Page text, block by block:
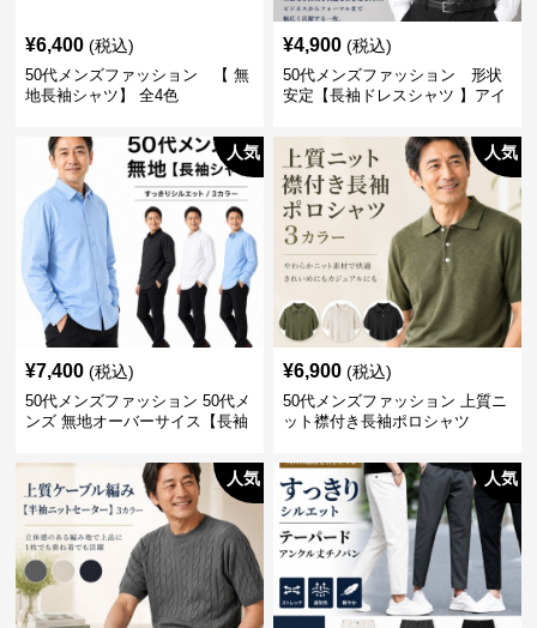
¥6,400 (税込)
50代メンズファッション 【 無
地長袖シャツ】 全4色
¥4,900 (税込)
50代メンズファッション 形状
安定【長袖ドレスシャツ 】アイ
人気
¥7,400 (税込)
50代メンズファッション 50代メ
ンズ 無地オーバーサイス【長袖
人気
¥6,900 (税込)
50代メンズファッション 上質ニ
ット襟付き長袖ポロシャツ
人気 人気